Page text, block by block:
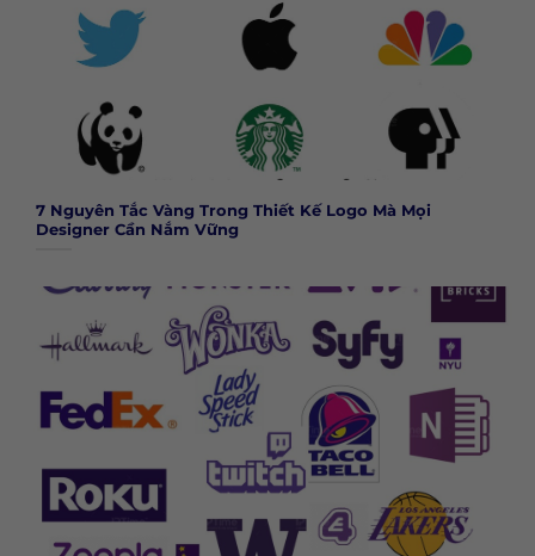
7 Nguyên Tắc Vàng Trong Thiết Kế Logo Mà Mọi
Designer Cần Nắm Vững